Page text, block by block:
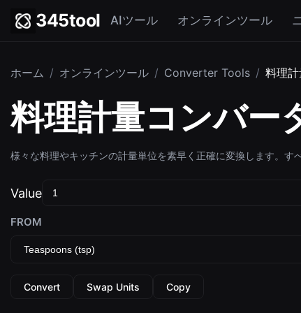
345tool AIツール オンラインツール
ホーム / オンラインツール / Converter Tools / 料理
料理計量コンバー
様々な料理やキッチンの計量単位を素早く正確に変換します。す
Value
FROM
Convert Swap Units Copy